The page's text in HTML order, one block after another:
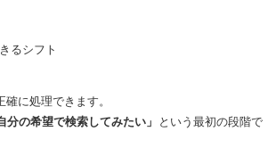
るシフト
に処理できます。
分の希望で検索してみたい」
という最初の段階で